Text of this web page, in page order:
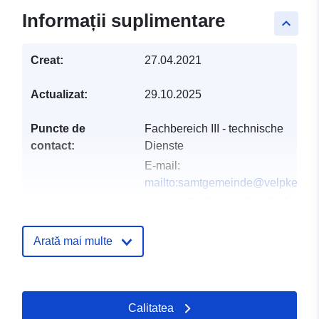
keyboard_arrow_up
Informații suplimentare
Creat: 27.04.2021
Actualizat: 29.10.2025
Puncte de
contact:
Fachbereich III - technische
Dienste
E-mail:
mailto:samtgemeinde@velpke.de
Registru catalog: Adăugat la data.europa.eu: 21
2026
Arată mai multe
Calitatea